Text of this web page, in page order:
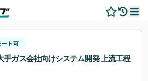
ート可
手ガス会社向けシステム開発 上流工程